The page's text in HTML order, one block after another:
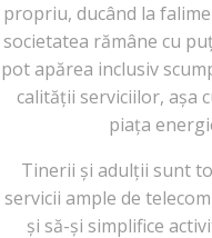
propriu, ducând la
societatea rămâne cu
pot apărea inclusiv
calității serviciilor, așa
piața
Tinerii și adulții sunt
servicii ample de
și să-și simplifice